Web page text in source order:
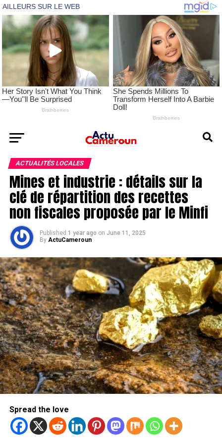
ACTUALITÉS LOCALES
Mines et industrie : détails sur la
clé de répartition des recettes
non fiscales proposée par le Minfi
Published 1 year ago on June 11, 2025
By ActuCameroun
Spread the love